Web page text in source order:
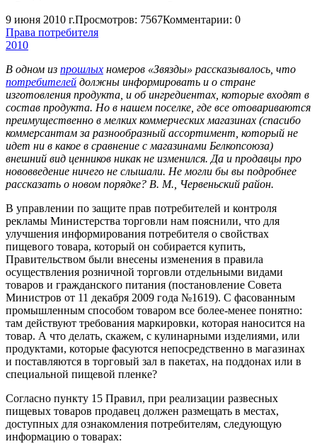
9 июня 2010 г.Просмотров: 7567Комментарии: 0
Права потребителя
2010
В одном из прошлых номеров «Звязды» рассказывалось, что
потребителей должны информировать и о стране
изготовления продукта, и об ингредиентах, которые входят в
состав продукта. Но в нашем поселке, где все отовариваются
преимущественно в мелких коммерческих магазинах (спасибо
коммерсантам за разнообразный ассортимент, который не
идет ни в какое в сравнение с магазинами Белкопсоюза)
внешний вид ценников никак не изменился. Да и продавцы про
нововведение ничего не слышали. Не могли бы вы подробнее
рассказать о новом порядке? В. М., Червеньский район.
В управлении по защите прав потребителей и контроля
рекламы Министерства торговли нам пояснили, что для
улучшения информирования потребителя о свойствах
пищевого товара, который он собирается купить,
Правительством были внесены изменения в правила
осуществления розничной торговли отдельными видами
товаров и гражданского питания (постановление Совета
Министров от 11 декабря 2009 года №1619). С фасованным
промышленным способом товаром все более-менее понятно:
там действуют требования маркировки, которая наносится на
товар. А что делать, скажем, с кулинарными изделиями, или
продуктами, которые фасуются непосредственно в магазинах
и поставляются в торговый зал в пакетах, на поддонах или в
специальной пищевой пленке?
Согласно пункту 15 Правил, при реализации развесных
пищевых товаров продавец должен размещать в местах,
доступных для ознакомления потребителям, следующую
информацию о товарах: